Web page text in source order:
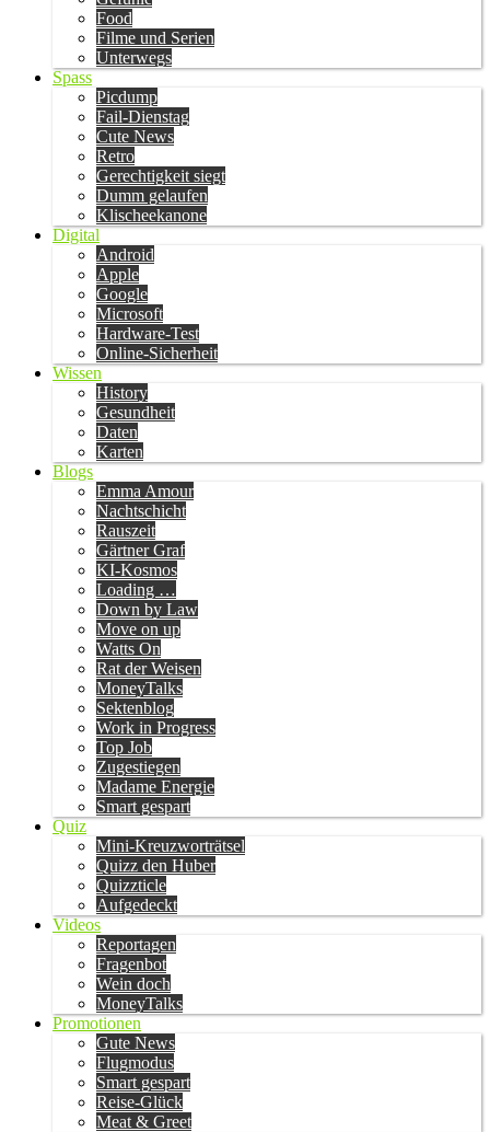
Food
Filme und Serien
Unterwegs
Spass
Picdump
Fail-Dienstag
Cute News
Retro
Gerechtigkeit siegt
Dumm gelaufen
Klischeekanone
Digital
Android
Apple
Google
Microsoft
Hardware-Test
Online-Sicherheit
Wissen
History
Gesundheit
Daten
Karten
Blogs
Emma Amour
Nachtschicht
Rauszeit
Gärtner Graf
KI-Kosmos
Loading …
Down by Law
Move on up
Watts On
Rat der Weisen
MoneyTalks
Sektenblog
Work in Progress
Top Job
Zugestiegen
Madame Energie
Smart gespart
Quiz
Mini-Kreuzworträtsel
Quizz den Huber
Quizzticle
Aufgedeckt
Videos
Reportagen
Fragenbot
Wein doch
MoneyTalks
Promotionen
Gute News
Flugmodus
Smart gespart
Reise-Glück
Meat & Greet